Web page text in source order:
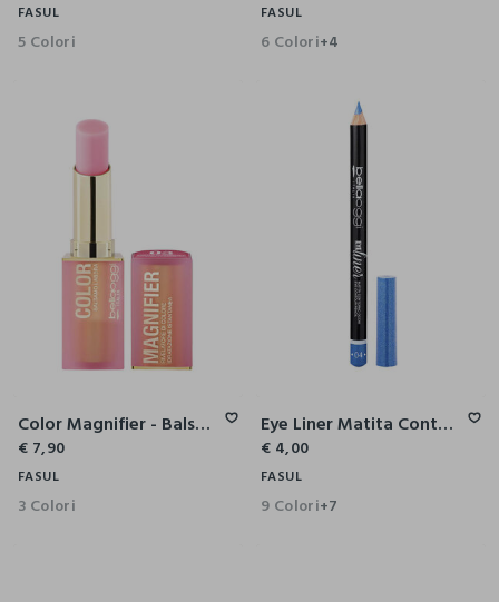
FASUL
5 Colori
FASUL
6 Colori+4
Color Magnifier - Balsamo Labbra Rivelatore Di Colore
€ 7,90
FASUL
3 Colori
Eye Liner Matita Contorno Occhi
€ 4,00
FASUL
9 Colori+7